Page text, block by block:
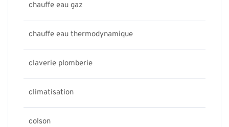
chauffe eau gaz
chauffe eau thermodynamique
claverie plomberie
climatisation
colson